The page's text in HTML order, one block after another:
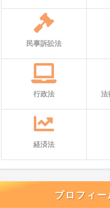
民事訴訟法
行政法 法
経済法
プロフィー